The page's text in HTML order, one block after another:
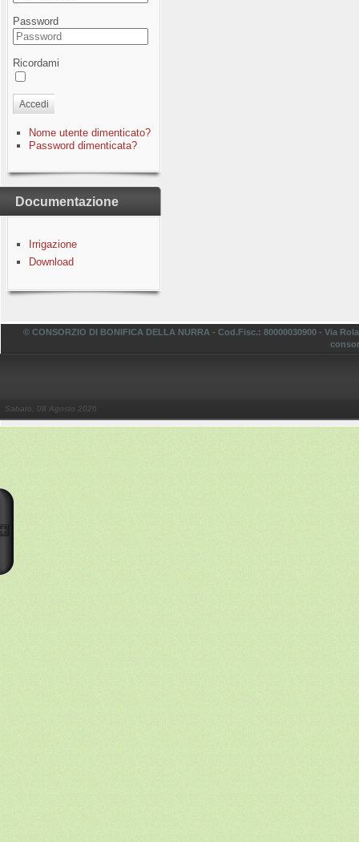
Password
Ricordami
Accedi
Nome utente dimenticato?
Password dimenticata?
Documentazione
Irrigazione
Download
© CONSORZIO DI BONIFICA DELLA NURRA - Cod.Fisc.: 80000030900 - Via
Sabato, 08 Agosto 2026